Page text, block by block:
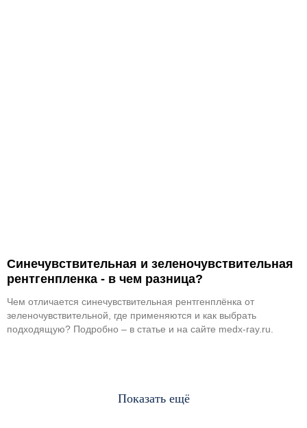
Синечувствительная и зеленочувствительная
рентгенпленка - в чем разница?
Чем отличается синечувствительная рентгенплёнка от
зеленочувствительной, где применяются и как выбрать
подходящую? Подробно – в статье и на сайте medx-ray.ru.
Показать ещё